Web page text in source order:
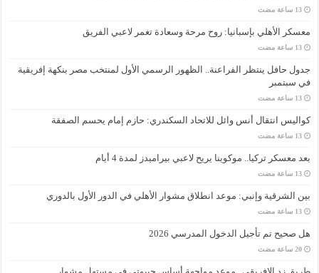
‏13 ساعة مضت
معسكر الأهلي بإسبانيا: روح مرحة وسعادة تغمر لاعبي الفريق
‏13 ساعة مضت
جدول حافل ينتظر الفراعنة.. الظهور الرسمي الأول لمنتخب مصر بنكهة إفريقية
في سبتمبر
‏13 ساعة مضت
كواليس انتقال أنس وائل للاتحاد السكندري: حازم إمام يحسم الصفقة
‏13 ساعة مضت
بعد معسكر تركيا.. موكوينا يريح لاعبي بيراميدز لمدة 4 أيام
‏13 ساعة مضت
بين الشرقية وإنبي: موعد انطلاق مشوار الأهلي في الدور الأول بالدوري
‏13 ساعة مضت
هل صحيح تم تأجيل الدخول المدرسي 2026
‏20 ساعة مضت